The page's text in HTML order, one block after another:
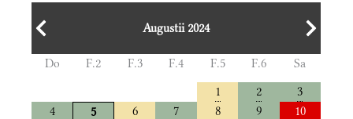
Augustii 2024
Do F.2 F.3 F.4 F.5 F.6
Sa
1
2
3
4
5 6 7 8 9
10